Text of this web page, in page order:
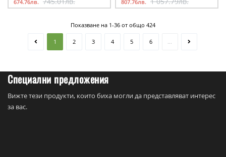
674.76лв. 807.76лв.
Показване на 1-36 от общо 424
1 2 3 4 5 6 ...
Специални предложения
Вижте тези продукти, които биха могли да представляват интерес
за вас.